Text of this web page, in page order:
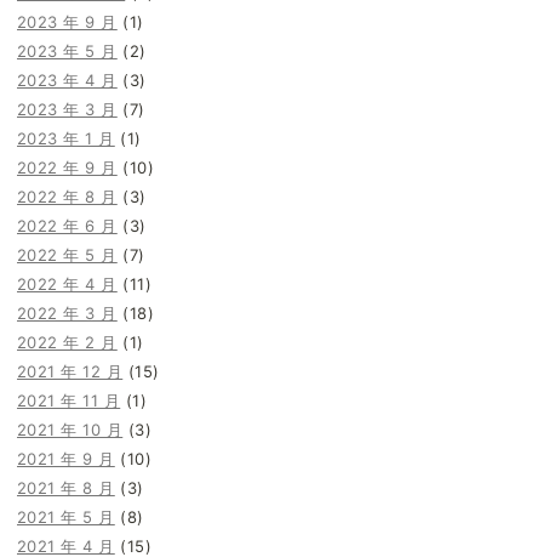
2023 年 9 月 (1)
2023 年 5 月 (2)
2023 年 4 月 (3)
2023 年 3 月 (7)
2023 年 1 月 (1)
2022 年 9 月 (10)
2022 年 8 月 (3)
2022 年 6 月 (3)
2022 年 5 月 (7)
2022 年 4 月 (11)
2022 年 3 月 (18)
2022 年 2 月 (1)
2021 年 12 月 (15)
2021 年 11 月 (1)
2021 年 10 月 (3)
2021 年 9 月 (10)
2021 年 8 月 (3)
2021 年 5 月 (8)
2021 年 4 月 (15)